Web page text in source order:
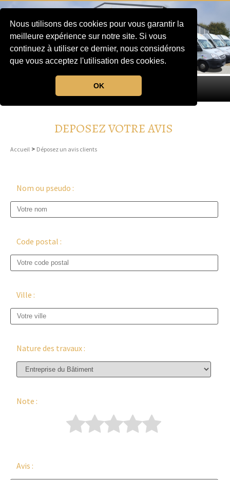
Nous utilisons des cookies pour vous garantir la
meilleure expérience sur notre site. Si vous
continuez à utiliser ce dernier, nous considérons
que vous acceptez l'utilisation des cookies.
OKMENU
DEPOSEZ VOTRE AVIS
Accueil > Déposez un avis clients
Nom ou pseudo :
Code postal :
Ville :
Nature des travaux :
Note :
Avis :